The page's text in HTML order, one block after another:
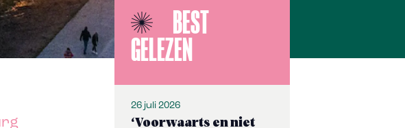
BEST
GELEZEN
26 juli 2026
‘Voorwaarts en niet